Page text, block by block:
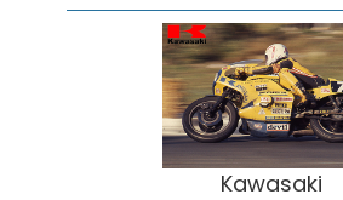
Kawasaki